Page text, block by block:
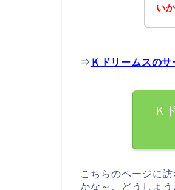
い
⇒ Ｋドリームスの
Ｋ
こちらのページに
かな～、どうしよ